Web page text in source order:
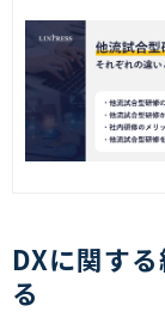
DXに関す
る